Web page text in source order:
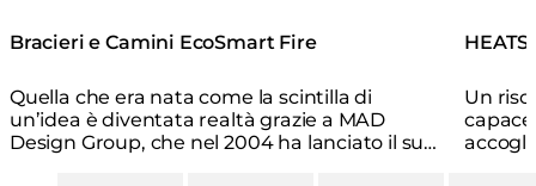
Bracieri e Camini EcoSmart Fire
Quella che era nata come la scintilla di
un’idea è diventata realtà grazie a MAD
Design Group, che nel 2004 ha lanciato il suo
Un